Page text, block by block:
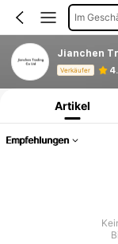
Im
Jianchen
Verkäufer
Produktinformation:
Artikel
Empfehlungen